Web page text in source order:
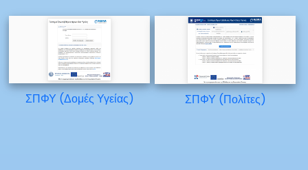
ΣΠΦΥ (Δομές Υγείας) ΣΠΦΥ (Πολίτες)